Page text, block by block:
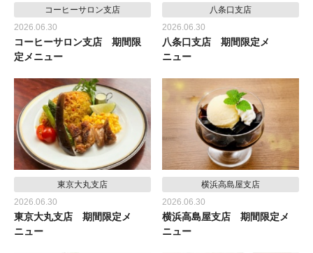
コーヒーサロン支店
2026.06.30
コーヒーサロン支店 期間限
定メニュー
八条口支店
2026.06.30
八条口支店 期間限定メ
ニュー
東京大丸支店
2026.06.30
東京大丸支店 期間限定メ
ニュー
横浜高島屋支店
2026.06.30
横浜高島屋支店 期間限定メ
ニュー